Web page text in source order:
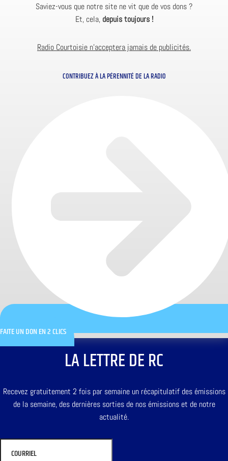
Saviez-vous que notre site ne vit que de vos dons ?
Et, cela, depuis toujours !
Radio Courtoisie n’acceptera jamais de publicités.
CONTRIBUEZ À LA PÉRENNITÉ DE LA RADIO
FAITE UN DON EN 2 CLICS
LA LETTRE DE RC
Recevez gratuitement 2 fois par semaine un récapitulatif des émissions
de la semaine, des dernières sorties de nos émissions et de notre
actualité.